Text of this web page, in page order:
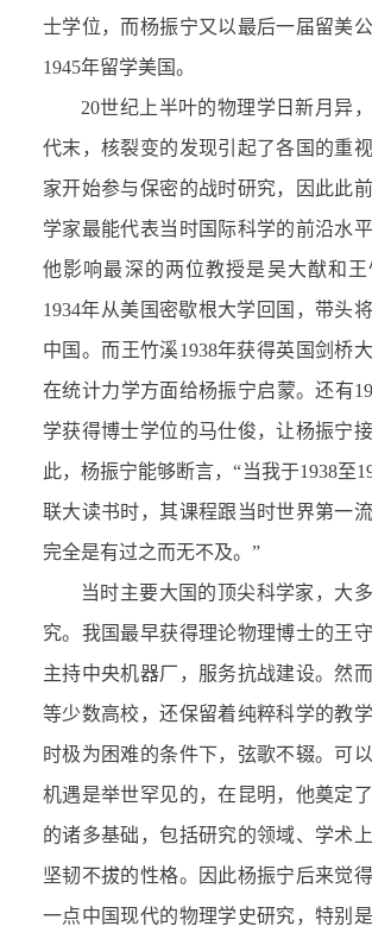
士学位，而杨振宁又以最后一届留美公
1945年留学美国。
20世纪上半叶的物理学日新月异
代末，核裂变的发现引起了各国的重
家开始参与保密的战时研究，因此此
学家最能代表当时国际科学的前沿水
他影响最深的两位教授是吴大猷和
1934年从美国密歇根大学回国，带头
中国。而王竹溪1938年获得英国剑桥
在统计力学方面给杨振宁启蒙。还有
学获得博士学位的马仕俊，让杨振宁
此，杨振宁能够断言，“当我于1938至
联大读书时，其课程跟当时世界第一流
完全是有过之而无不及。”
当时主要大国的顶尖科学家，大
究。我国最早获得理论物理博士的王
主持中央机器厂，服务抗战建设。然
等少数高校，还保留着纯粹科学的教
时极为困难的条件下，弦歌不辍。可
机遇是举世罕见的，在昆明，他奠定
的诸多基础，包括研究的领域、学术
坚韧不拔的性格。因此杨振宁后来觉
一点中国现代的物理学史研究，特别